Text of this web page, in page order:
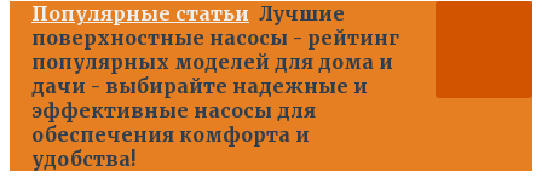
Популярные статьи Лучшие
поверхностные насосы - рейтинг
популярных моделей для дома и
дачи - выбирайте надежные и
эффективные насосы для
обеспечения комфорта и
удобства!